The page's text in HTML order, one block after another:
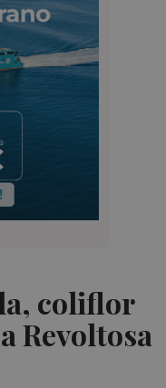
coliflor
Revoltosa